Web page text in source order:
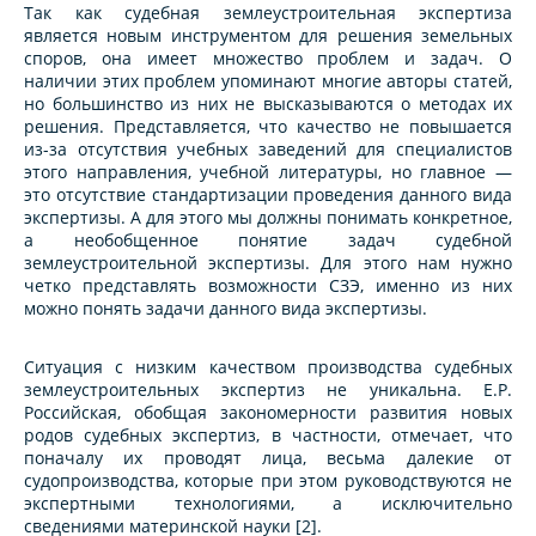
Так как судебная землеустроительная экспертиза
является новым инструментом для решения земельных
споров, она имеет множество проблем и задач. О
наличии этих проблем упоминают многие авторы статей,
но большинство из них не высказываются о методах их
решения. Представляется, что качество не повышается
из-за отсутствия учебных заведений для специалистов
этого направления, учебной литературы, но главное —
это отсутствие стандартизации проведения данного вида
экспертизы. А для этого мы должны понимать конкретное,
а необобщенное понятие задач судебной
землеустроительной экспертизы. Для этого нам нужно
четко представлять возможности СЗЭ, именно из них
можно понять задачи данного вида экспертизы.
Ситуация с низким качеством производства судебных
землеустроительных экспертиз не уникальна. Е.Р.
Российская, обобщая закономерности развития новых
родов судебных экспертиз, в частности, отмечает, что
поначалу их проводят лица, весьма далекие от
судопроизводства, которые при этом руководствуются не
экспертными технологиями, а исключительно
сведениями материнской науки [2].